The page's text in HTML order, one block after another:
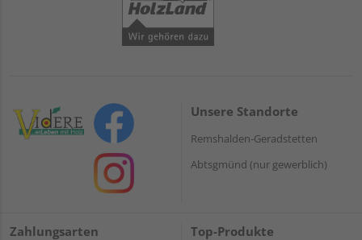
Unsere Standorte
Remshalden-Geradstetten
Abtsgmünd (nur gewerblich)
Zahlungsarten Top-Produkte